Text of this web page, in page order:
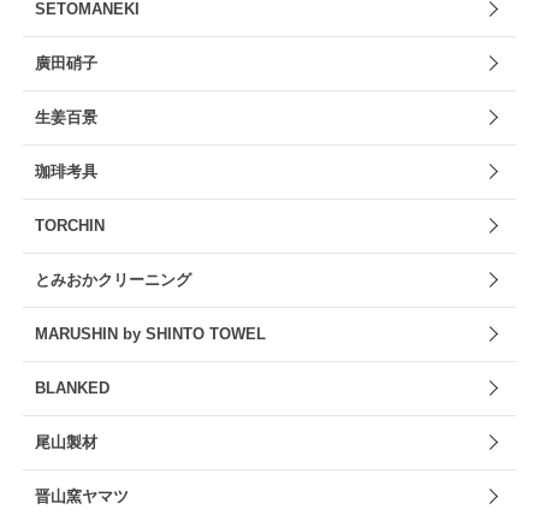
SETOMANEKI
廣田硝子
生姜百景
珈琲考具
TORCHIN
とみおかクリーニング
MARUSHIN by SHINTO TOWEL
BLANKED
尾山製材
晋山窯ヤマツ